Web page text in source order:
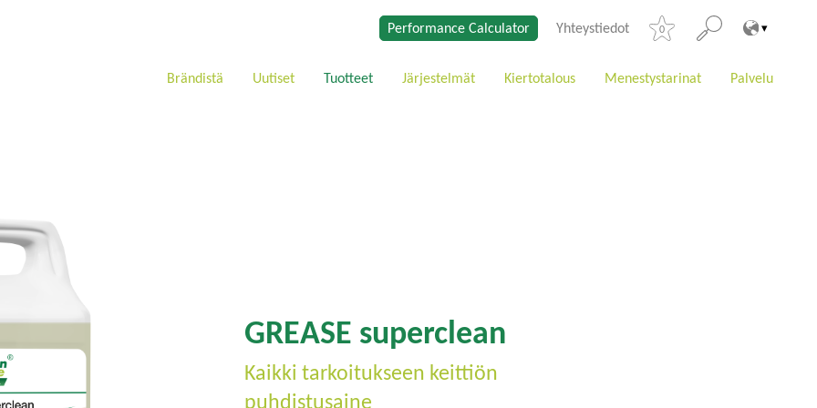
Performance Calculator Yhteystiedot 0
Brändistä Uutiset Tuotteet Järjestelmät Kiertotalous Menestystarinat Palvelu
GREASE superclean
Kaikki tarkoitukseen keittiön
puhdistusaine